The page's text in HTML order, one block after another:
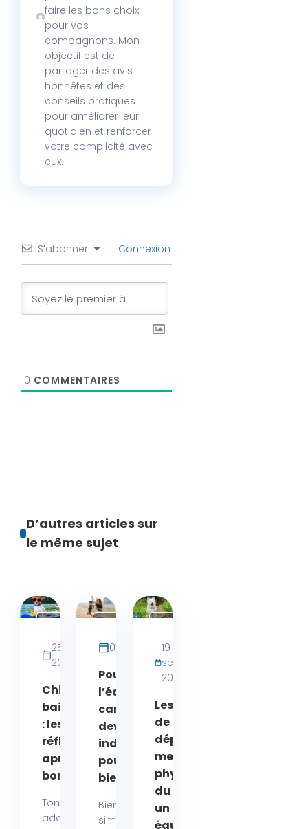
faire les bons choix
pour vos
compagnons. Mon
objectif est de
partager des avis
honnêtes et des
conseils pratiques
pour améliorer leur
quotidien et renforcer
votre complicité avec
eux.
S’abonner Connexion
0 COMMENTAIRES
D’autres articles sur
le même sujet
chien
25 juillet
2026
Chien &
baignades
: les bons
réflexes
après un
bon bain !
Ton chien
adore
chien
07 mai 2025
Pourquoi
l’éducateur
canin est
devenu
indispensable
pour un chien
bien adapté
Bien plus qu’un
simple
bien-
chien
19
septembre
2024
Les besoins
de
dépense
mentale et
physique
du chien :
un
équilibre